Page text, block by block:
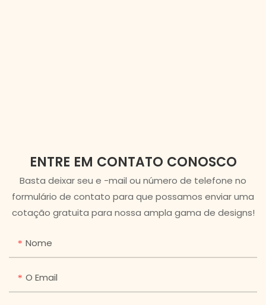
ENTRE EM CONTATO CONOSCO
Basta deixar seu e -mail ou número de telefone no
formulário de contato para que possamos enviar uma
cotação gratuita para nossa ampla gama de designs!
Nome
O Email